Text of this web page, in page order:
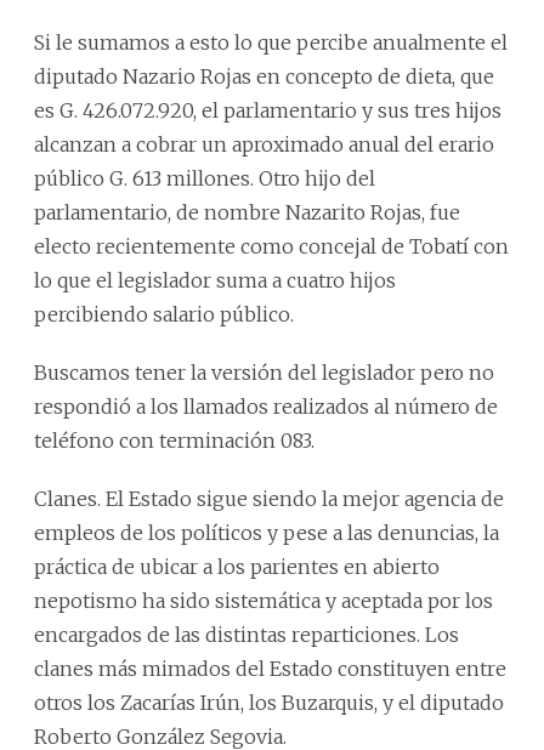
Si le sumamos a esto lo que percibe anualmente el
diputado Nazario Rojas en concepto de dieta, que
es G. 426.072.920, el parlamentario y sus tres hijos
alcanzan a cobrar un aproximado anual del erario
público G. 613 millones. Otro hijo del
parlamentario, de nombre Nazarito Rojas, fue
electo recientemente como concejal de Tobatí con
lo que el legislador suma a cuatro hijos
percibiendo salario público.
Buscamos tener la versión del legislador pero no
respondió a los llamados realizados al número de
teléfono con terminación 083.
Clanes. El Estado sigue siendo la mejor agencia de
empleos de los políticos y pese a las denuncias, la
práctica de ubicar a los parientes en abierto
nepotismo ha sido sistemática y aceptada por los
encargados de las distintas reparticiones. Los
clanes más mimados del Estado constituyen entre
otros los Zacarías Irún, los Buzarquis, y el diputado
Roberto González Segovia.